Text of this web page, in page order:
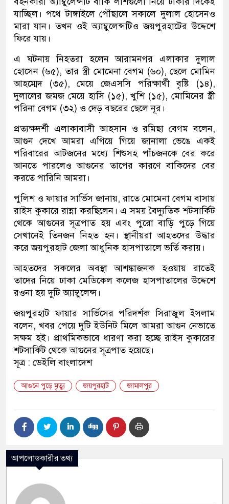
যাচ্ছিল। পথে টাঙ্গাইলে পৌঁছালে সকালে দুলাল হোসেনও
মারা যান। তখন ওই অ্যাম্বুলেন্সটিও জয়পুরহাটের উদ্দেশে
ফিরে যায়।
এ ঘটনায় নিহতরা হলেন আরামনগর এলাকার দুলাল
হোসেন (৬৫), তার স্ত্রী মোমেনা বেগম (৬০), ছেলে মোমিন
আহম্মেদ (৩৫), মেয়ে জেএসসি পরিক্ষার্থী বৃষ্টি (১৪),
দুলালের জমজ মেয়ে হাসি (১৫), খুশি (১৫), মোমিনের স্ত্রী
পরিনা বেগম (৩২) ও দেড় বছরের ছেলে নূর।
প্রত্যক্ষদর্শী এলাকাবাসী আহসান ও রমিছা বেগম বলেন,
আগুন দেখে আমরা এগিয়ে গিয়ে জানালা ভেঙে একই
পরিবারের আটজনের মধ্যে শিশুসহ পাঁচজনকে বের করে
আনতে পারলেও আগুনের তাপের কারণে বাকিদের বের
করতে পারিনি আমরা।
পুলিশ ও ফায়ার সার্ভিস জানায়, রাতে মোমেনা বেগম বাসায়
রাইস কুকারে রান্না করছিলেন। এ সময় বৈদ্যুতিক শটসার্কিট
থেকে আগুনের সূত্রপাত হয় এবং পুরো বাড়ি পুড়ে গিয়ে
সেখানেই তিনজন নিহত হন। স্থানীয়রা আহতদের উদ্ধার
করে জয়পুরহাট জেলা আধুনিক হাসপাতালে ভর্তি করায়।
আহতদের সকলের অবস্থা আশঙ্কাজনক হওয়ায় রাতেই
তাদের নিয়ে ঢাকা মেডিকেল কলেজ হাসপাতালের উদ্দেশে
রওনা হয় দুটি অ্যাম্বুলেন্স।
জয়পুরহাট ফায়ার সার্ভিসের পরিদর্শক সিরাজুল ইসলাম
বলেন, খবর পেয়ে দুটি ইউনিট মিলে আমরা আগুন নেভাতে
সক্ষম হই। প্রাথমিকভাবে ধারণা করা হচ্ছে রাইস কুকারের
শটসার্কিট থেকে আগুনের সূত্রপাত হয়েছে।
সূত্র : ডেইলি বাংলাদেশ
আগুনে পুড়ে মৃত্যু জয়পুরহাট জামালপুর
আপলোডকারীর তথ্য